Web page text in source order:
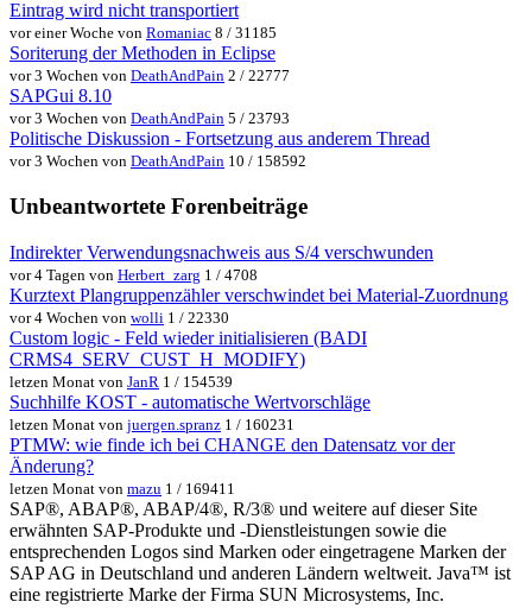
Eintrag wird nicht transportiert
vor einer Woche von Romaniac 8 / 31185
Soriterung der Methoden in Eclipse
vor 3 Wochen von DeathAndPain 2 / 22777
SAPGui 8.10
vor 3 Wochen von DeathAndPain 5 / 23793
Politische Diskussion - Fortsetzung aus anderem Thread
vor 3 Wochen von DeathAndPain 10 / 158592
Unbeantwortete Forenbeiträge
Indirekter Verwendungsnachweis aus S/4 verschwunden
vor 4 Tagen von Herbert_zarg 1 / 4708
Kurztext Plangruppenzähler verschwindet bei Material-Zuordnung
vor 4 Wochen von wolli 1 / 22330
Custom logic - Feld wieder initialisieren (BADI
CRMS4_SERV_CUST_H_MODIFY)
letzen Monat von JanR 1 / 154539
Suchhilfe KOST - automatische Wertvorschläge
letzen Monat von juergen.spranz 1 / 160231
PTMW: wie finde ich bei CHANGE den Datensatz vor der
Änderung?
letzen Monat von mazu 1 / 169411
SAP®, ABAP®, ABAP/4®, R/3® und weitere auf dieser Site
erwähnten SAP-Produkte und -Dienstleistungen sowie die
entsprechenden Logos sind Marken oder eingetragene Marken der
SAP AG in Deutschland und anderen Ländern weltweit. Java™ ist
eine registrierte Marke der Firma SUN Microsystems, Inc.